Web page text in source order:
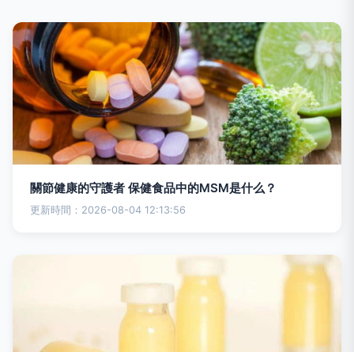
關節健康的守護者 保健食品中的MSM是什么？
更新時間：2026-08-04 12:13:56